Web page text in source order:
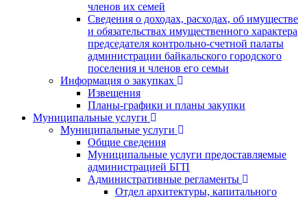
членов их семей
Сведения о доходах, расходах, об имуществе
и обязательствах имущественного характера
председателя контрольно-счетной палаты
администрации байкальского городского
поселения и членов его семьи
Информация о закупках
Извещения
Планы-графики и планы закупки
Муниципальные услуги
Муниципальные услуги
Общие сведения
Муниципальные услуги предоставляемые
администрацией БГП
Административные регламенты
Отдел архитектуры, капитального